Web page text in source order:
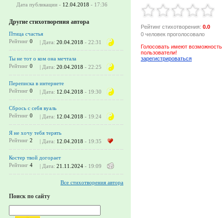
Дата публикации - 12.04.2018 - 17:36
Другие стихотворения автора
Птица счастья
Рейтинг 0 | Дата: 20.04.2018 - 22:31
Ты не тот о ком она мечтала
Рейтинг 0 | Дата: 20.04.2018 - 22:25
Переписка в интернете
Рейтинг 0 | Дата: 12.04.2018 - 19:30
Сбрось с себя вуаль
Рейтинг 0 | Дата: 12.04.2018 - 19:24
Я не хочу тебя терять
Рейтинг 2 | Дата: 12.04.2018 - 19:35
Костер твой догорает
Рейтинг 4 | Дата: 21.11.2024 - 19:09
Все стихотворения автора
Поиск по сайту
Рейтинг стихотворения: 0.0
0 человек проголосовало
Голосовать имеют
пользователи!
зарегистрироваться